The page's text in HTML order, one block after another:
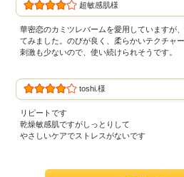
超敏感肌様
華密恋のカミツレバームを愛用していますが
てみました。のびが良く、柔らかいテクチャ
刺激も少ないので、使い続けられそうです。
toshi.様
リピートです
乾燥敏感肌ですがしっとりして
やさしいケアでストレスがないです